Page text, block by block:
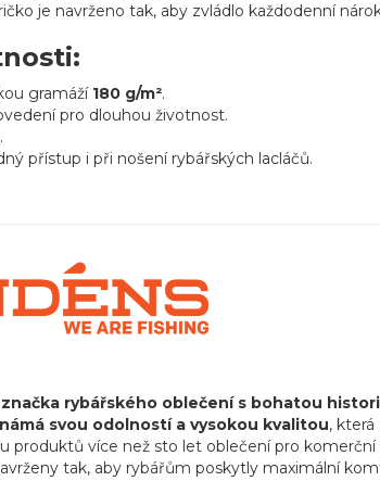
je navrženo tak, aby zvládlo každodenní
gramáží 180 g/m².
pro dlouhou životnost.
.
přístup i při nošení rybářských lacláčů.
rybářského oblečení s bohatou
svou odolností a vysokou kvalitou,
produktů více než sto let oblečení pro
tak, aby rybářům poskytly maximální